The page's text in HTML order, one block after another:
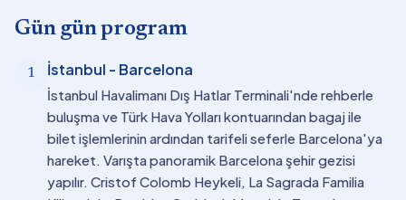
Gün gün program
1 İstanbul - Barcelona
İstanbul Havalimanı Dış Hatlar Terminali'nde rehberle
buluşma ve Türk Hava Yolları kontuarından bagaj ile
bilet işlemlerinin ardından tarifeli seferle Barcelona'ya
hareket. Varışta panoramik Barcelona şehir gezisi
yapılır. Cristof Colomb Heykeli, La Sagrada Familia